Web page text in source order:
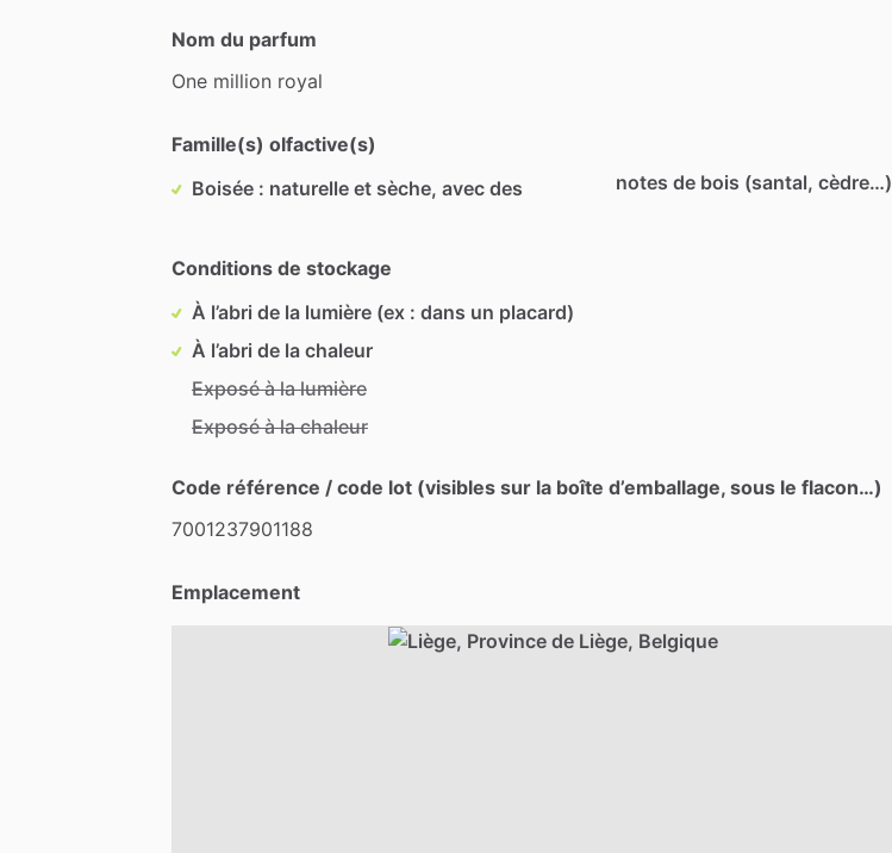
Nom du parfum
One million royal
Famille(s) olfactive(s)
Boisée : naturelle et sèche, avec des
notes de bois (santal, cèdre…)
Conditions de stockage
À l’abri de la lumière (ex : dans un placard)
À l’abri de la chaleur
Exposé à la lumière
Exposé à la chaleur
Code référence / code lot (visibles sur la boîte d’emballage, sous le flacon…)
7001237901188
Emplacement